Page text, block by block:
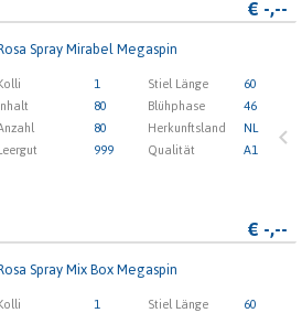
€ -,--
Spray Mirabel Megaspin
1 Stiel Länge
60
80 Blühphase
46
80 Herkunftsland
NL
999 Qualität A1
€ -,--
3 4 5
Spray Mix Box Megaspin
1 Stiel Länge
60